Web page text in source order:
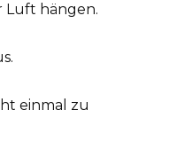
Luft hängen.
einmal zu